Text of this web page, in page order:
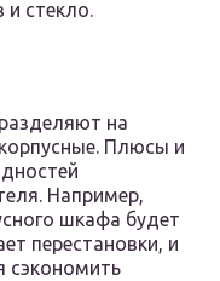
и стекло.
на
Плюсы и
Например,
шкафа будет
перестановки, и
сэкономить